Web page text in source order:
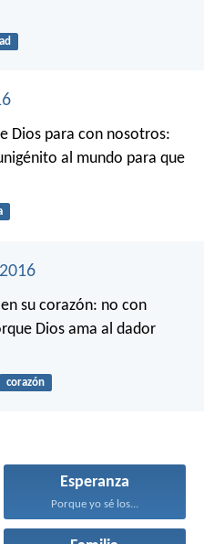
Dios para con nosotros:
al mundo para que
su corazón: no con
Dios ama al dador
corazón
Esperanza
Porque yo sé los...